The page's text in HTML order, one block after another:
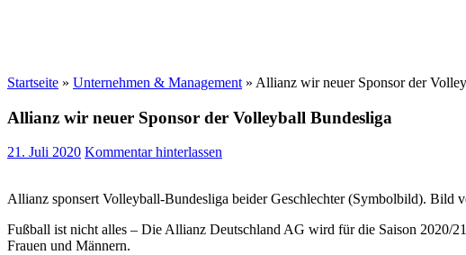
Startseite » Unternehmen & Management » Allianz wir neuer Sponsor der
Allianz wir neuer Sponsor der Volleyball Bundesliga
21. Juli 2020 Kommentar hinterlassen
Allianz sponsert Volleyball-Bundesliga beider Geschlechter (Symbolbild). Bild
Fußball ist nicht alles – Die Allianz Deutschland AG wird für die Saison 2020/
Frauen und Männern.